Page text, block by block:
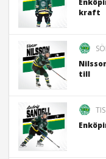
kraft
till